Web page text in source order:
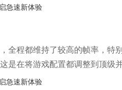
全程都维持了较高的帧率，特
是在将游戏配置都调整到顶级